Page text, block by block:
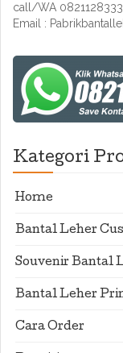
call/WA
Email :
Kategori
Home
Bantal Leher
Souvenir Bantal
Bantal Leher
Cara Order